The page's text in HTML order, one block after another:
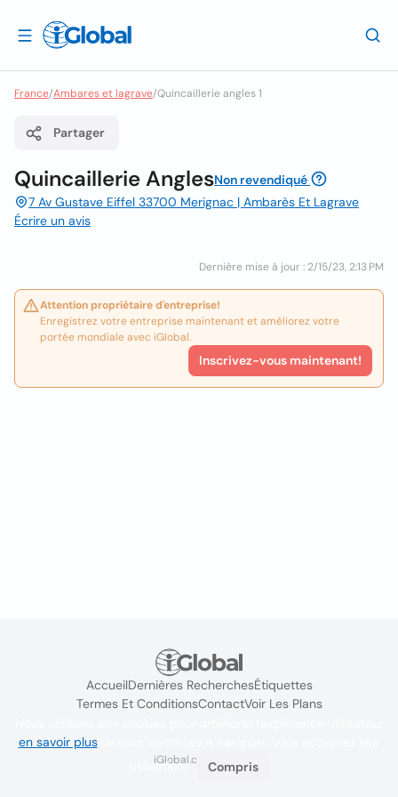
France/Ambares et lagrave/Quincaillerie angles 1
Partager
Quincaillerie AnglesNon revendiqué
7 Av Gustave Eiffel 33700 Merignac | Ambarès Et Lagrave
Écrire un avis
Dernière mise à jour : 2/15/23, 2:13 PM
Attention propriétaire d'entreprise!
Enregistrez votre entreprise maintenant et améliorez votre
portée mondiale avec iGlobal.
Inscrivez-vous maintenant!
AccueilDernières RecherchesÉtiquettes
Termes Et ConditionsContactVoir Les Plans
iGlobal.co @ 2024
en savoir plus. Si vous continuez à naviguer, vous acceptez leur
utilisation.
Compris